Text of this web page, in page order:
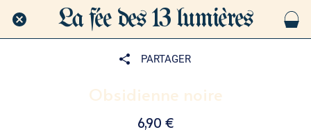
La fée des 13 lumières
PARTAGER
Obsidienne noire
6,90 €